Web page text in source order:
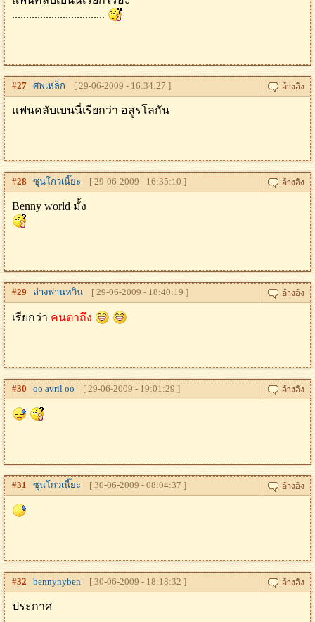
.................................
#27 ศพเหล็ก [ 29-06-2009 - 16:34:27 ]
แฟนคลับเบนนี่เรียกว่า อสูรโลกัน
#28 ซุนโกวเนี๊ยะ [ 29-06-2009 - 16:35:10 ]
Benny world มั้ง
#29 ล่างฟานหวิน [ 29-06-2009 - 18:40:19 ]
เรียกว่า คนตาถึง
#30 oo avril oo [ 29-06-2009 - 19:01:29 ]
#31 ซุนโกวเนี๊ยะ [ 30-06-2009 - 08:04:37 ]
#32 bennynyben [ 30-06-2009 - 18:18:32 ]
ประกาศ